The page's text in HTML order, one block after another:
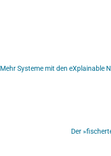
Mehr Systeme mit den eXplainable
Der